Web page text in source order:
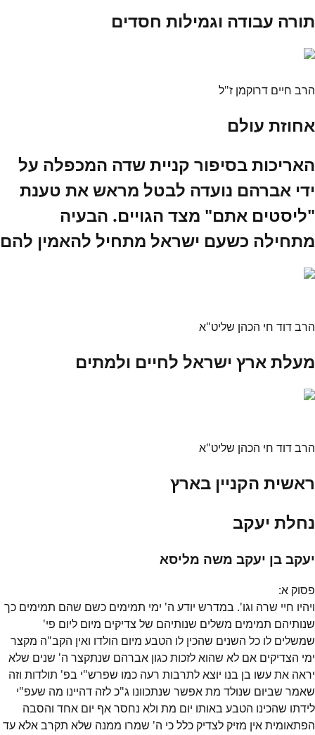
תורה עבודה וגמילות חסדים
הרב חיים דרוקמן ז"ל
אחוזת עולם
האריכות בסיפור קניית שדה המכפלה על
ידי אברהם נועדה לבטל מראש את טענת
"ליסטים אתם" מצד הגויים. הבעיה
מתחילה כשעם ישראל מתחיל להאמין להם
הרב דוד חי הכהן שליט"א
מעלת ארץ ישראל לחיים ולמתים
הרב דוד חי הכהן שליט"א
ראשית הקניין בארץ
נחלת יעקב
יעקב בן יעקב משה מליסא
פסוק א:
ויהיו חיי שרה וגו'. במדרש יודע ה' ימי תמימים כשם שהם תמימים כך
שנותיהם תמימים משלים שנותיהם של צדיקים מיום ליום פי'
שמשלים לו כל השנים שהכין לו הטבע מיום הולדו ואין הקב"ה מקצר
ימי הצדיקים אם לא שהוא לזכות כגון אברהם שנתקצר ה' שנים שלא
יראה את עשו בן בנו יוצא לתרבות רעה כמו שפרש"י בפ' תולדות וזה
שאמר שביום שנולד מת אפשר שנתכוונו ג"כ לזה דהיינו מה שעפ"י
לידתו שהכינו הטבע באותו יום מת ולא נחסר אף יום אחד והסבה
הפתאומית אין מזיק לצדיק כלל כי ה' שמרו ממנה שלא תקרב אלא עד